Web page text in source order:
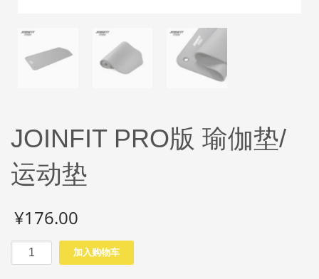
JOINFIT PRO版 瑜伽垫/
运动垫
¥176.00
JOINFIT
PRO
加入购物车